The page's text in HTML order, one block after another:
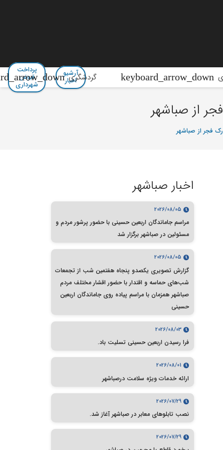
گردشگری
آرشیو
اخبار
پرداخت
قبوض
شهرداری
از صباشهر
فجر از صباشهر
اخبار صباشهر
2026/08/05
مراسم جاماندگان اربعین حسینی با حضور پرشور مردم و
مسئولین در صباشهر برگزار شد
2026/08/05
گزارش تصویری یکصدو پنجاه هفتمین شب از تجمعات
شب‌های حماسه و اقتدار با حضور اقشار مختلف مردم
صباشهر همزمان با مراسم پیاده روی جاماندگان اربعین
حسینی
2026/08/03
فرا رسیدن اربعین حسینی تسلیت باد.
2026/08/01
ارائه خدمات ویژه سلامت درصباشهر
2026/07/29
نصب تابلوهای معابر در صباشهر آغاز شد.
2026/07/29